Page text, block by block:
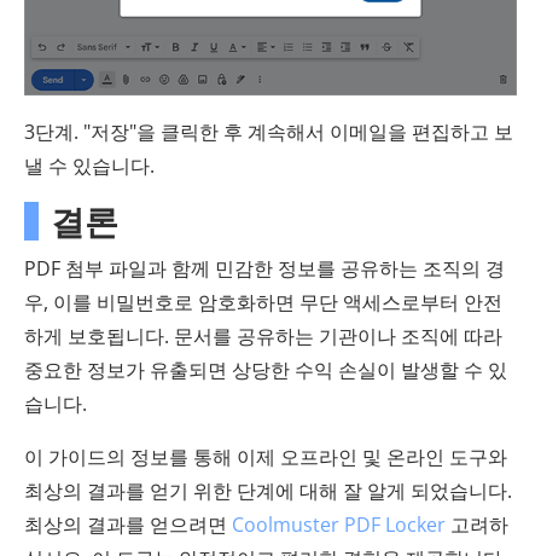
3단계. "저장"을 클릭한 후 계속해서 이메일을 편집하고 보
낼 수 있습니다.
결론
PDF 첨부 파일과 함께 민감한 정보를 공유하는 조직의 경
우, 이를 비밀번호로 암호화하면 무단 액세스로부터 안전
하게 보호됩니다. 문서를 공유하는 기관이나 조직에 따라
중요한 정보가 유출되면 상당한 수익 손실이 발생할 수 있
습니다.
이 가이드의 정보를 통해 이제 오프라인 및 온라인 도구와
최상의 결과를 얻기 위한 단계에 대해 잘 알게 되었습니다.
최상의 결과를 얻으려면 Coolmuster PDF Locker 고려하